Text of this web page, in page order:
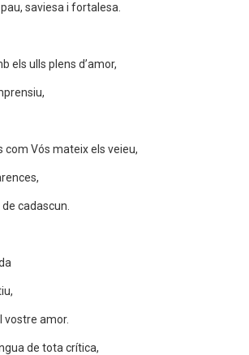
saviesa i fortalesa.
els ulls plens d’amor,
com Vós mateix els veieu,
cadascun.
vostre amor.
de tota crítica,